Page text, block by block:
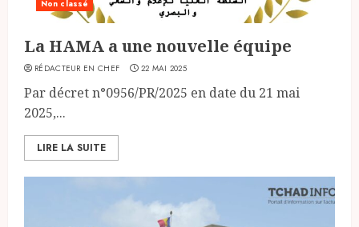
Non classé
La HAMA a une nouvelle équipe
RÉDACTEUR EN CHEF 22 MAI 2025
Par décret n°0956/PR/2025 en date du 21 mai
2025,...
LIRE LA SUITE